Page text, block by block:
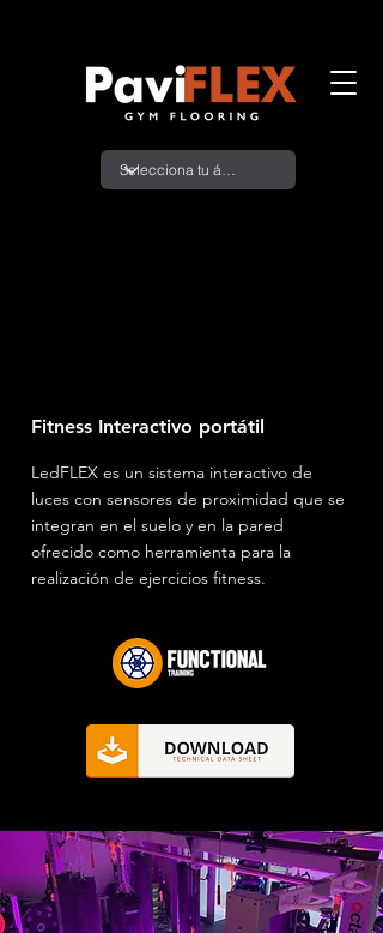
Fitness Interactivo portátil
LedFLEX es un sistema interactivo de
luces con sensores de proximidad que se
integran en el suelo y en la pared
ofrecido como herramienta para la
realización de ejercicios fitness.